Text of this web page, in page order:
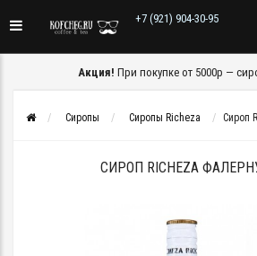
+7 (921) 904-30-95
Акция! При покупке от 5000р —
Сиропы Сиропы Richeza Сироп
СИРОП RICHEZA